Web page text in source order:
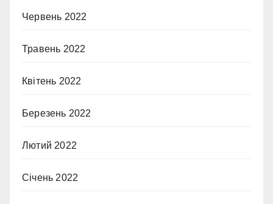
Червень 2022
Травень 2022
Квітень 2022
Березень 2022
Лютий 2022
Січень 2022